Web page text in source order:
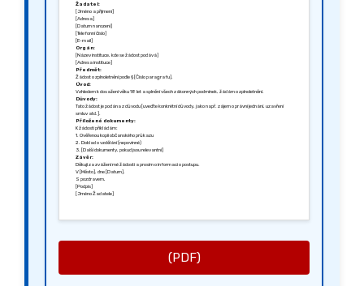
Žadatel:
[Jméno a příjmení]
[Adresa]
[Datum narození]
[Telefonní číslo]
[E-mail]
Orgán:
[Název instituce, kde se žádost podává]
[Adresa instituce]
Předmět:
Žádost o zplnoletnění podle § [Číslo paragrafu].
Úvod:
Vzhledem k dosažení věku 18 let a splnění všech zákonných podmínek, žádám o zplnoletnění.
Důvody:
Tato žádost je podána z důvodu [uveďte konkrétní důvody, jako např. zájem o právní jednání, uzavření
smluv atd.].
Přiložené dokumenty:
K žádosti přikládám:
1. Ověřenou kopii občanského průkazu
2. Doklad o vzdělání (nepovinné)
3. [Další dokumenty, pokud jsou relevantní]
Závěr:
Děkuji za zvážení mé žádosti a prosím o informaci o postupu.
V [Město], dne [Datum].
S pozdravem,
[Podpis]
[Jméno Žadatele]
(PDF)